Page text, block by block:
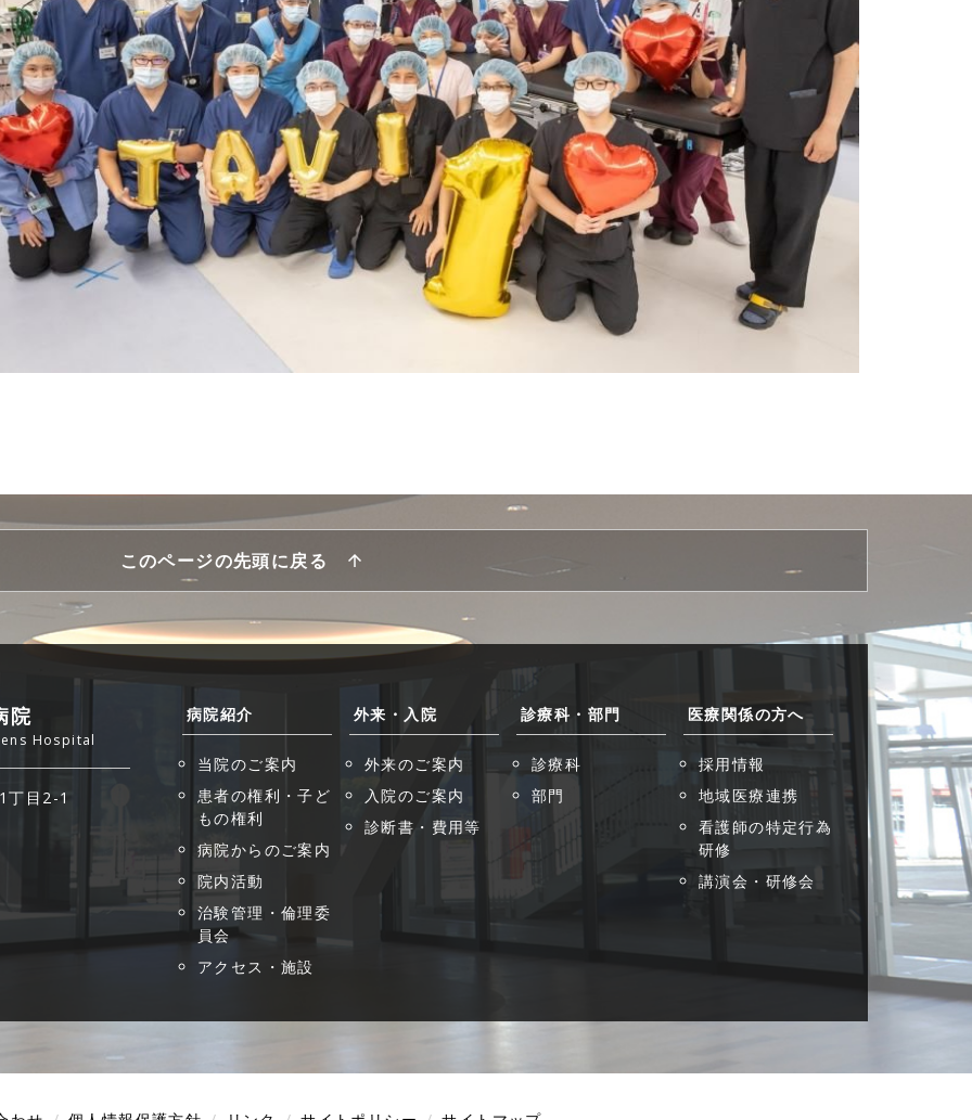
このページの先頭に戻る
院
Hospital
丁目2-1
病院紹介
当院のご案内
患者の権利・子ど
もの権利
病院からのご案内
院内活動
治験管理・倫理委
員会
アクセス・施設
外来・入院
外来のご案内
入院のご案内
診断書・費用等
診療科・部門
診療科
部門
医療関係の方へ
採用情報
地域医療連携
看護師の特定行為
研修
講演会・研修会